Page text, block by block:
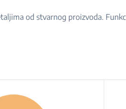
od stvarnog proizvoda.